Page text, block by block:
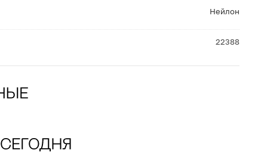
Нейлон
22388